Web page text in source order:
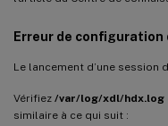
Erreur de configuration
Le lancement d’une session
Vérifiez /var/log/xdl/hdx.log
similaire à ce qui suit :